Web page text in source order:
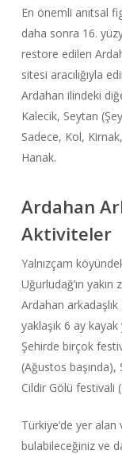
En önemli anıtsal
daha sonra 16.
restore edilen
sitesi aracılığıyla
Ardahan ilindeki
Kalecik, Seytan
Sadece, Kol,
Hanak.
Ardahan
Aktiviteler
Yalnızçam
Uğurludağ’ın
Ardahan
yaklaşık 6 ay
Şehirde birçok
(Ağustos başında),
Cildir Gölü festivali
Türkiye’de yer alan
bulabileceğiniz ve